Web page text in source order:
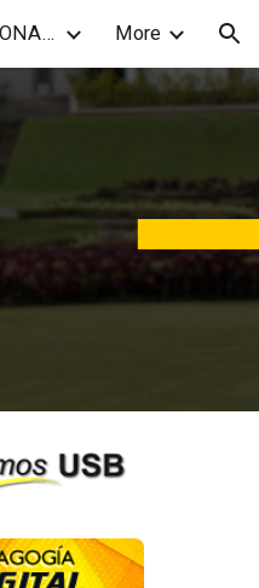
CONTRATACIÓN DE PERSONAL ACADÉMICO More